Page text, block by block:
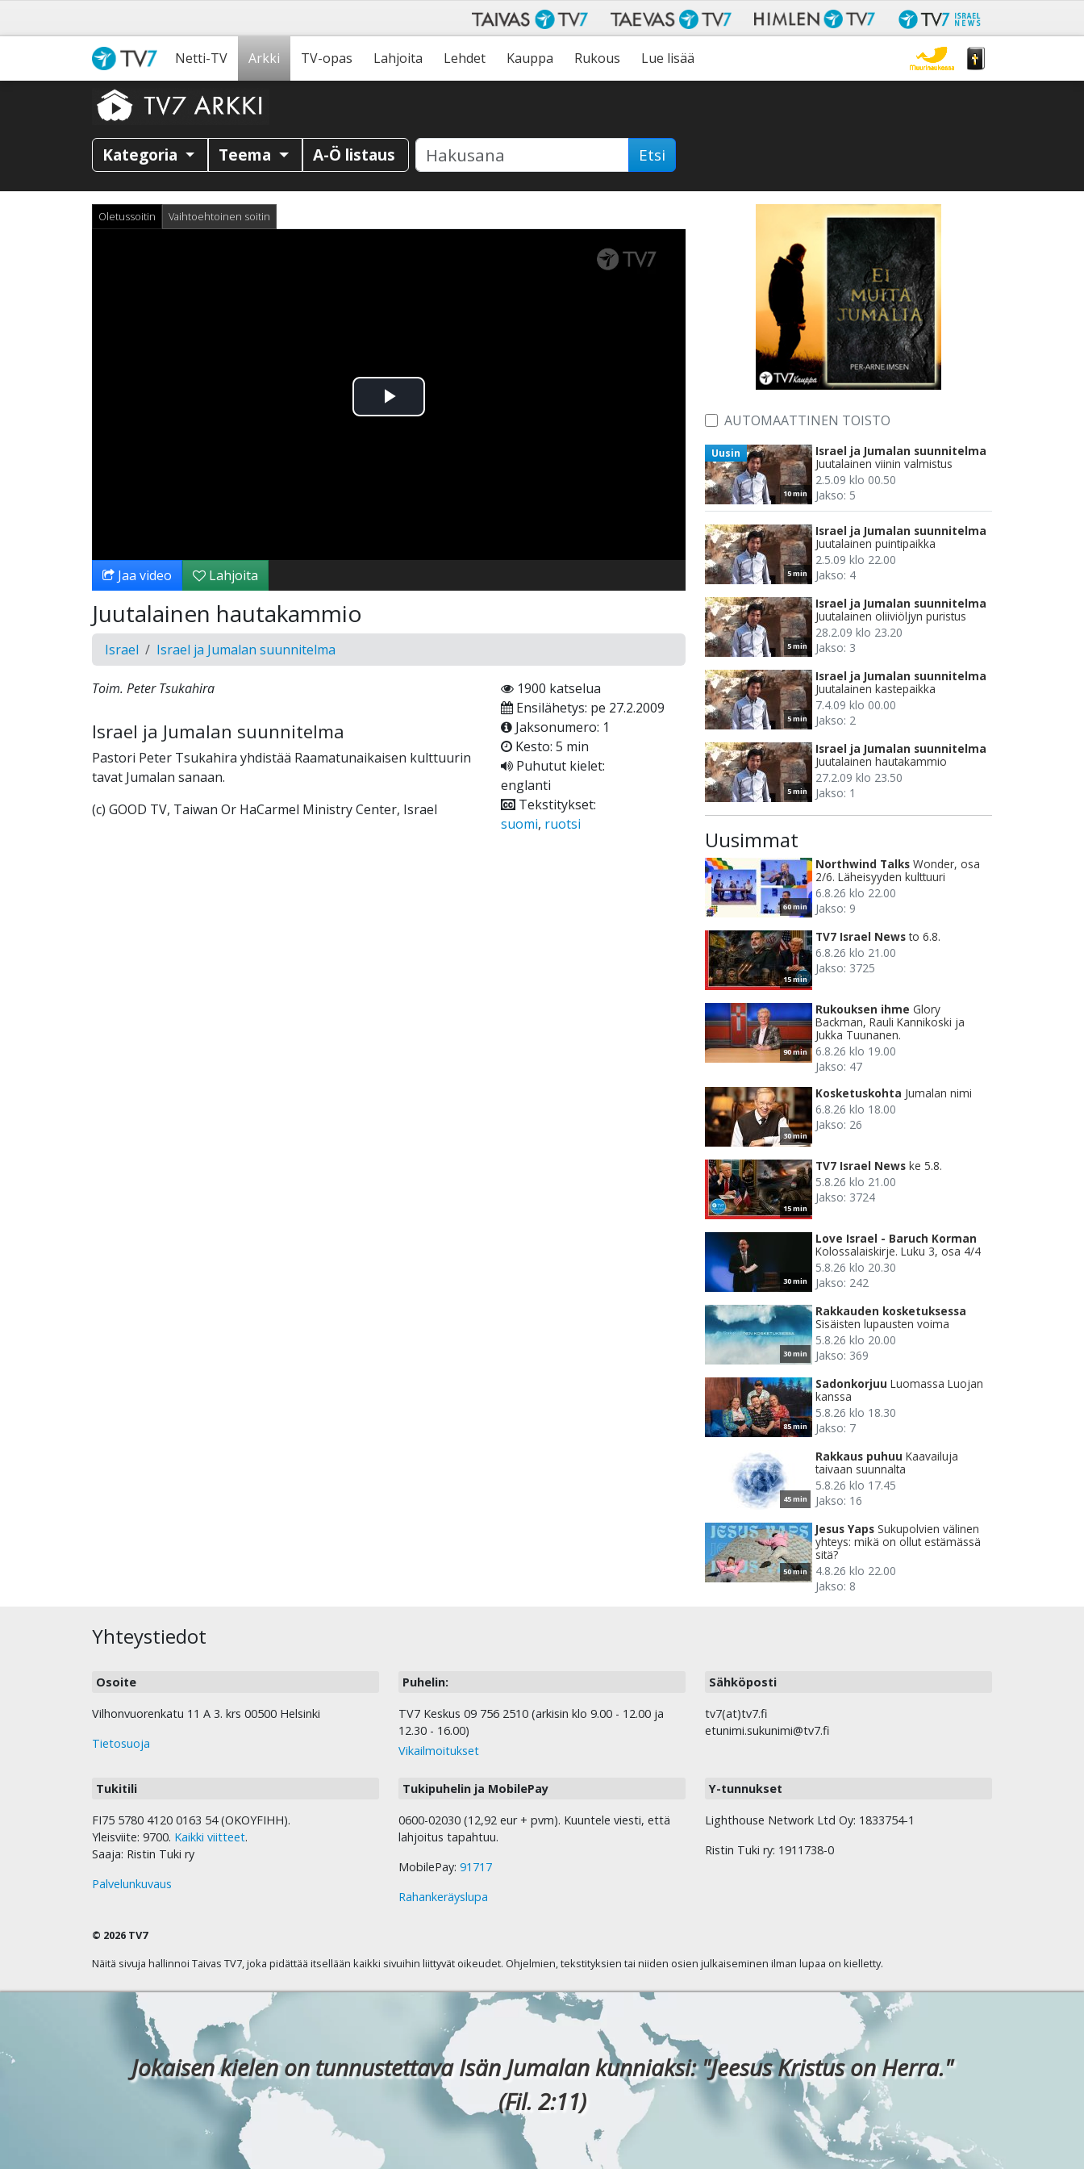
Netti-TV Arkki TV-opas Lahjoita Lehdet Kauppa Rukous Lue lisää
Kategoria Teema A-Ö listaus Etsi
Oletussoitin Vaihtoehtoinen soitin
Toista
Jaa video Lahjoita
Juutalainen hautakammio
Israel Israel ja Jumalan suunnitelma
Toim. Peter Tsukahira
Israel ja Jumalan suunnitelma
Pastori Peter Tsukahira yhdistää Raamatunaikaisen kulttuurin
tavat Jumalan sanaan.
(c) GOOD TV, Taiwan Or HaCarmel Ministry Center, Israel
1900 katselua
Ensilähetys: pe 27.2.2009
Jaksonumero: 1
Kesto: 5 min
Puhutut kielet:
englanti
Tekstitykset:
suomi, ruotsi
AUTOMAATTINEN TOISTO
10 min
Uusin
Israel ja Jumalan suunnitelma
Juutalainen viinin valmistus
2.5.09 klo 00.50
Jakso: 5
5 min
Israel ja Jumalan suunnitelma
Juutalainen puintipaikka
2.5.09 klo 22.00
Jakso: 4
5 min
Israel ja Jumalan suunnitelma
Juutalainen oliiviöljyn puristus
28.2.09 klo 23.20
Jakso: 3
5 min
Israel ja Jumalan suunnitelma
Juutalainen kastepaikka
7.4.09 klo 00.00
Jakso: 2
5 min
Israel ja Jumalan suunnitelma
Juutalainen hautakammio
27.2.09 klo 23.50
Jakso: 1
Uusimmat
60 min
Northwind Talks Wonder, osa
2/6. Läheisyyden kulttuuri
6.8.26 klo 22.00
Jakso: 9
15 min
TV7 Israel News to 6.8.
6.8.26 klo 21.00
Jakso: 3725
90 min
Rukouksen ihme Glory
Backman, Rauli Kannikoski ja
Jukka Tuunanen.
6.8.26 klo 19.00
Jakso: 47
30 min
Kosketuskohta Jumalan nimi
6.8.26 klo 18.00
Jakso: 26
15 min
TV7 Israel News ke 5.8.
5.8.26 klo 21.00
Jakso: 3724
30 min
Love Israel - Baruch Korman
Kolossalaiskirje. Luku 3, osa 4/4
5.8.26 klo 20.30
Jakso: 242
30 min
Rakkauden kosketuksessa
Sisäisten lupausten voima
5.8.26 klo 20.00
Jakso: 369
85 min
Sadonkorjuu Luomassa Luojan
kanssa
5.8.26 klo 18.30
Jakso: 7
45 min
Rakkaus puhuu Kaavailuja
taivaan suunnalta
5.8.26 klo 17.45
Jakso: 16
50 min
Jesus Yaps Sukupolvien välinen
yhteys: mikä on ollut estämässä
sitä?
4.8.26 klo 22.00
Jakso: 8
Yhteystiedot
Osoite
Vilhonvuorenkatu 11 A 3. krs 00500 Helsinki
Tietosuoja
Puhelin:
TV7 Keskus 09 756 2510 (arkisin klo 9.00 - 12.00 ja
12.30 - 16.00)
Vikailmoitukset
Sähköposti
tv7(at)tv7.fi
etunimi.sukunimi@tv7.fi
Tukitili
FI75 5780 4120 0163 54 (OKOYFIHH).
Yleisviite: 9700. Kaikki viitteet.
Saaja: Ristin Tuki ry
Palvelunkuvaus
Tukipuhelin ja MobilePay
0600-02030 (12,92 eur + pvm). Kuuntele viesti, että
lahjoitus tapahtuu.
MobilePay: 91717
Rahankeräyslupa
Y-tunnukset
Lighthouse Network Ltd Oy: 1833754-1
Ristin Tuki ry: 1911738-0
© 2026 TV7
Näitä sivuja hallinnoi Taivas TV7, joka pidättää itsellään kaikki sivuihin liittyvät oikeudet. Ohjelmien, tekstityksien tai niiden osien julkaiseminen ilman lupaa on kielletty.
Jokaisen kielen on tunnustettava Isän Jumalan kunniaksi: "Jeesus Kristus on Herra."
(Fil. 2:11)